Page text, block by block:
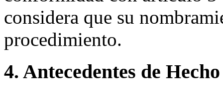
considera que su
procedimiento.
4. Antecedentes de Hecho